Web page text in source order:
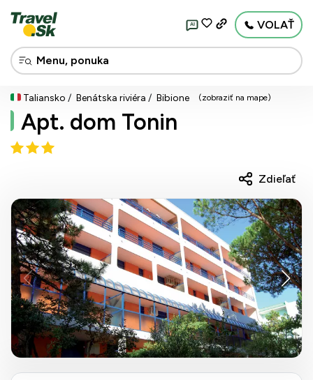
AI VOLAŤ
Taliansko Benátska riviéra Bibione (zobraziť na mape)
Apt. dom Tonin
Zdieľať